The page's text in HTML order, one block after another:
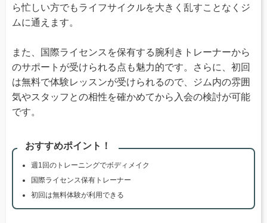
ら忙しい方でもライフサイクルを大きく乱すことなくジ
ムに通えます。
また、国際ライセンスを保有する腕利きトレーナーから
のサポートが受けられる点も魅力的です。さらに、初回
は無料で体験レッスンが受けられるので、ジム内の雰囲
気やスタッフとの相性を確かめてから入会の検討が可能
です。
おすすめポイント！
週1回のトレーニングでボディメイク
国際ライセンス保有トレーナー
初回は無料体験が利用できる